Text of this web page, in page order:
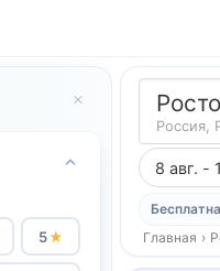
5★
Россия,
8 авг. -
Главная ›